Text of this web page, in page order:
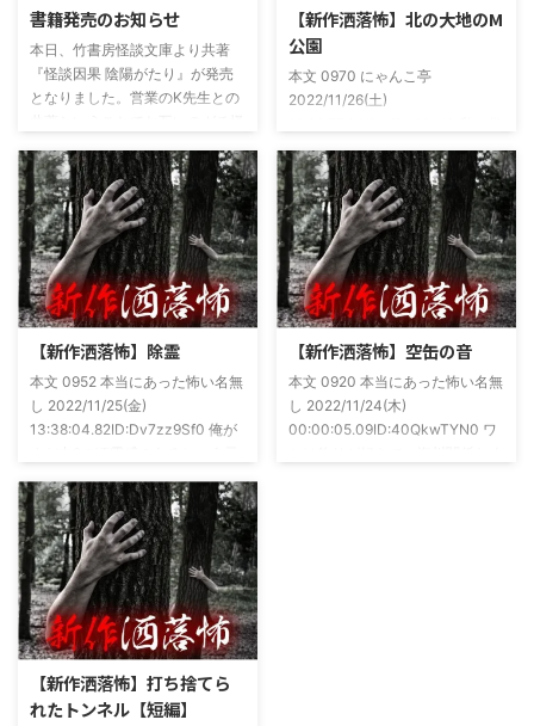
書籍発売のお知らせ
本日、竹書房怪談文庫より共著
『怪談因果 陰陽がたり』が発売
となりました。営業のK先生との
上げましたので内容の濃さ・面白
さは保証します。ぜひともご購入
くださいませ。 書影かっこいい
ですね！帯の煽り文句も最高です
(^^)v購入ページ
https://amzn.to/49NrwuE特設ペ
ージ
54ee5238af1
【新作洒落怖】北の大地のM
公園
本文 0970 にゃんこ亭
2022/11/26(土)
に言うオカルト系な話がまあまあ
好きで、最近占いとかを副業で始
めてた。今はちょっとメンタルの
状況やらで退いたけど実力試しも
かねてSNSでフォロワー相手に占
いとかしていたもんです。実力
は・・・ありがたいことに当たっ
た！ドンピシャ！と嬉しい声もあ
合ったのが大学生のAちゃん。彼
女もオカルト系な話が好きで(そ
もそも仲良くなったのは北の大地
が舞台の金塊を巡る漫画)ちょく
【新作洒落怖】除霊
本文 0952 本当にあった怖い名無
し 2022/11/25(金)
13:38:04.82ID:Dv7zz9Sf0 俺が
(以後A)は頻繁に「あ、あそこに
いる」だとか誰もおらんとこに挨
拶したりなどなんかわざとらしい
感じがあって当然ながら信じてな
かった。でもいいやつではあった
し頻繁に遊びに行ったりもして
た。 そしてゴールデンウィーク
れた。要約するとこの前霊が見え
た時に必死に念じたら除霊できた
【新作洒落怖】空缶の音
本文 0920 本当にあった怖い名無
し 2022/11/24(木)
00:00:05.09ID:40QkwTYN0 ワ
【新作洒落怖】打ち捨てら
れたトンネル【短編】